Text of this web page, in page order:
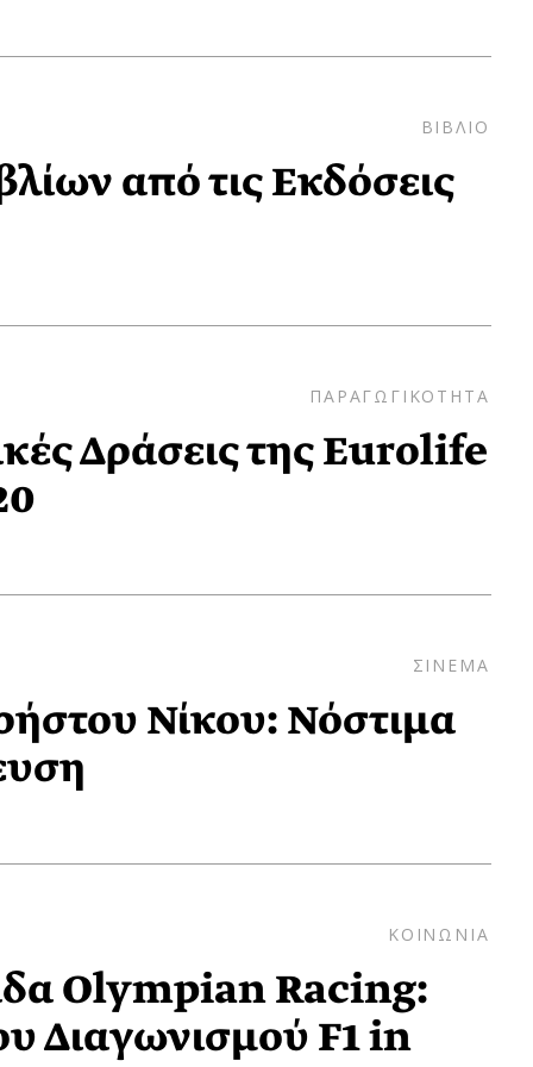
ΒΙΒΛΙΟ
από τις Εκδόσεις
ΠΑΡΑΓΩΓΙΚΟΤΗΤΑ
Δράσεις της Eurolife
ΣΙΝΕΜΑ
Νίκου: Νόστιμα
ΚΟΙΝΩΝΙΑ
Olympian Racing:
Διαγωνισμού F1 in